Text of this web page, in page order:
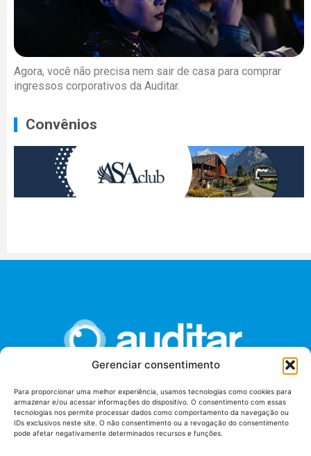
Gerenciar consentimento
Para proporcionar uma melhor experiência, usamos tecnologias como cookies para
armazenar e/ou acessar informações do dispositivo. O consentimento com essas
tecnologias nos permite processar dados como comportamento da navegação ou
IDs exclusivos neste site. O não consentimento ou a revogação do consentimento
pode afetar negativamente determinados recursos e funções.
Agora, você não precisa nem sair de casa para comprar
ingressos corporativos da Auditar.
Convênios
União dos Auditores Federais de Controle Externo -
AUDITAR
Setor de Administração Federal Sul (SAF/Sul), Qd. 04, Lt. 01